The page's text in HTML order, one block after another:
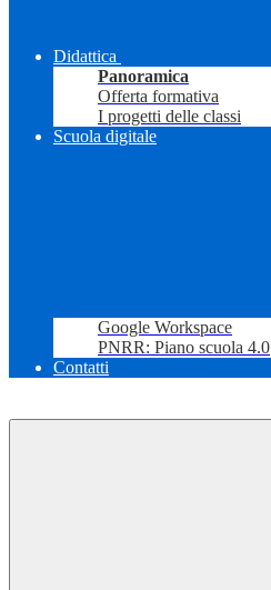
Didattica
Panoramica
Offerta formativa
I progetti delle classi
Scuola digitale
Google Workspace
PNRR: Piano scuola 4.0
Contatti